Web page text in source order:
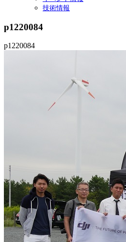
技術情報
p1220084
p1220084